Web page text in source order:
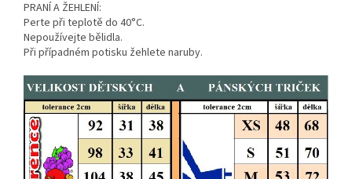
PRANÍ A ŽEHLENÍ:
Perte při teplotě do 40°C.
Nepoužívejte bělidla.
Při případném potisku žehlete naruby.